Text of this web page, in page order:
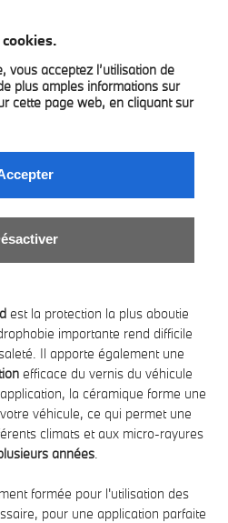
vous acceptez l’utilisation de
plus amples informations sur
cette page web, en cliquant sur
est la protection la plus aboutie
importante rend difficile
Il apporte également une
efficace du vernis du véhicule
la céramique forme une
véhicule, ce qui permet une
climats et aux micro-rayures
années
formée pour l'utilisation des
pour une application parfaite